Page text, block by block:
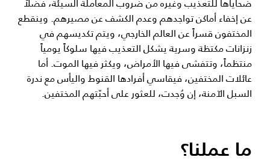
ضحاياها للتعذيب وغيره من ضروب المعاملة السيئة، فضلاً
عن إخفاء أماكن تواجدهم وعدم الكشف عن مصيرهم. وينقطع
المختفون قسراً عن العالم الخارجي، ويتم تكديسهم في
زنزانات مكتظة وسرية يشكل التعذيب فيها سلوكاً يومياً
منتظماً، وتتفشى فيها الأمراض، ويكثر فيها الموت. أما
عائلات المختفين، فيقاسي أفرادها القنوط واليأس مع ندرة
السبل الآمنة، إن وُجدت، للعثور على أحبّتهم المختفين.
ما عملنا؟